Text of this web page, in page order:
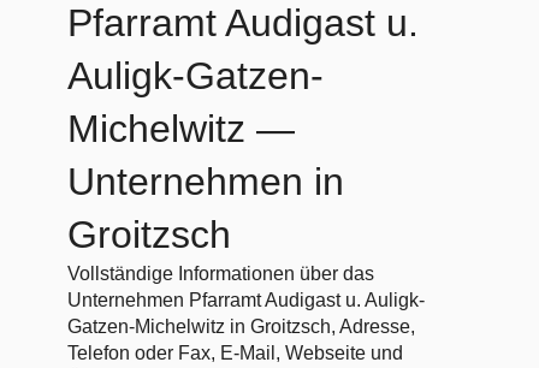
Pfarramt Audigast u.
Auligk-Gatzen-
Michelwitz —
Unternehmen in
Groitzsch
Vollständige Informationen über das
Unternehmen Pfarramt Audigast u. Auligk-
Gatzen-Michelwitz in Groitzsch, Adresse,
Telefon oder Fax, E-Mail, Webseite und